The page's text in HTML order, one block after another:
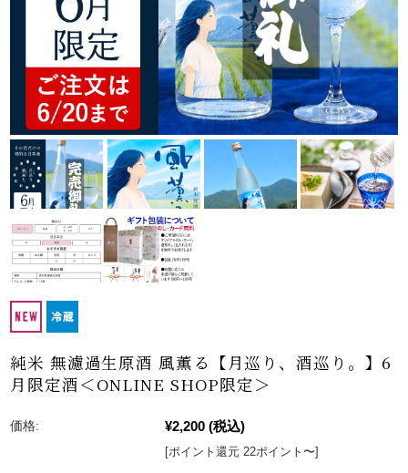
純米 無濾過生原酒 風薫る【月巡り、酒巡り。】6
月限定酒＜ONLINE SHOP限定＞
価格: ¥2,200 (税込)
[ポイント還元 22ポイント〜]